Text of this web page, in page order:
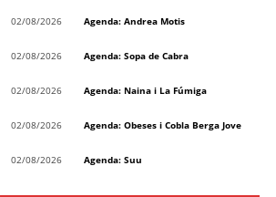
02/08/2026 Agenda: Andrea Motis
02/08/2026 Agenda: Sopa de Cabra
02/08/2026 Agenda: Naina i La Fúmiga
02/08/2026 Agenda: Obeses i Cobla Berga Jove
02/08/2026 Agenda: Suu